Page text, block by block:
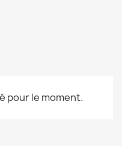
pour le moment.